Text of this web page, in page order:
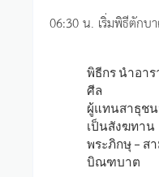
06:30 น. เริ่มพิธีตักบ
พิธีกร นำอา
ศีล
ผู้แทนสาธุช
เป็นสังฆทาน
พระภิกษุ – ส
บิณฑบาต